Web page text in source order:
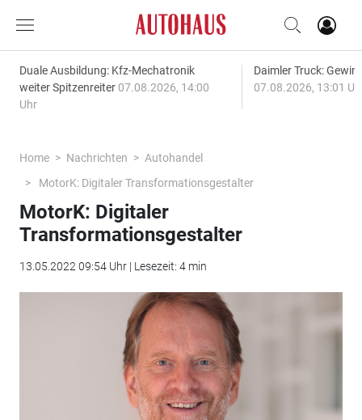
Duale Ausbildung: Kfz-Mechatronik
weiter Spitzenreiter 07.08.2026, 14:00
Uhr
Daimler Truck:
07.08.2026, 13:01
Home Nachrichten
Autohandel
MotorK: Digitaler Transformationsgestalter
MotorK: Digitaler
Transformationsgestalter
13.05.2022 09:54 Uhr | Lesezeit: 4 min